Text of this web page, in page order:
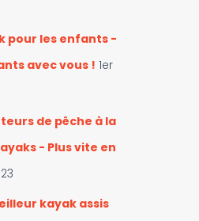
pour les enfants -
avec vous ! 1er
de pêche à la
- Plus vite en
kayak assis